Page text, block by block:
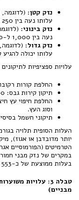
נזק קטן: (לדוגמה,
עלותו נעה בין 250 ל-1,000 דולר.
נזק בינוני:
נעה בין 1,000 ל-3,000 דולר.
נזק גדול:
עלותו יכולה להגיע ל-3,000-10,000+
עלויות ספציפיות
החלפת קורות רקובות: 1,500-5,000 דולר
תיקון קירות גבס: 60-200 דולר לחור קטן.
וסוג העץ.
תיקוני חשמל בסיסיים: 130-350
העלות הסופית תלויה
יותר מדובדבן או אגוז),
הטרמיטים (הפורמוסיים
במקרים של נזק מבני
בעלות ממוצעת של כ-553 דולר.
טבלה 3: עלויות
מבניים)